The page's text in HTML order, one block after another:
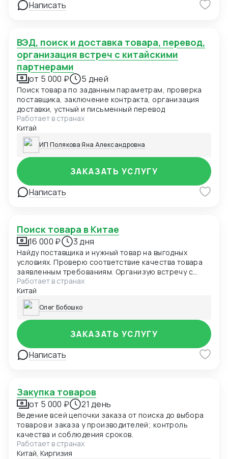
Написать
ВЭД, поиск и доставка товара, перевод,
организация встреч с китайскими
партнерами
от 5 000 ₽ 5 дней
Поиск товара по заданным параметрам, проверка
поставщика, заключение контракта, организация
доставки, устный и письменный перевод
Работает в странах
Китай
ИП Полякова Яна Александровна
Написать
ЗАКАЗАТЬ УСЛУГУ
Поиск товара в Китае
16 000 ₽ 3 дня
Найду поставщика и нужный товар на выгодных
условиях. Проверю соответствие качества товара
заявленным требованиям. Организую встречу с
производителем или проведу переговоры.
Работает в странах
Китай
Олег Бобошко
Написать
ЗАКАЗАТЬ УСЛУГУ
Закупка товаров
от 5 000 ₽ 21 день
Ведение всей цепочки заказа от поиска до выбора
товаров и заказа у производителей; контроль
качества и соблюдения сроков.
Работает в странах
Китай, Киргизия